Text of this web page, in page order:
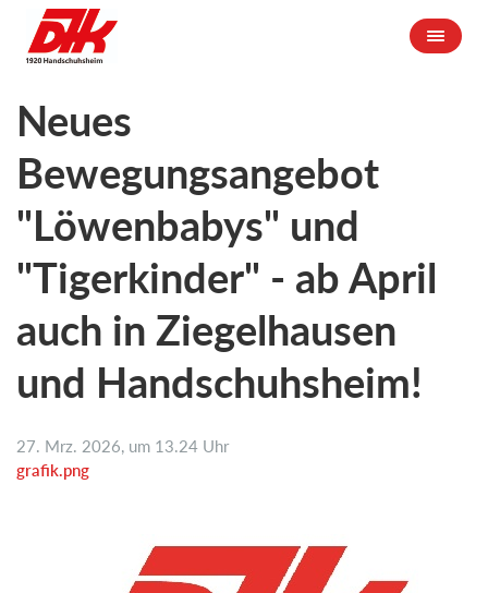
Neues
Bewegungsangebot
"Löwenbabys" und
"Tigerkinder" - ab April
auch in Ziegelhausen
und Handschuhsheim!
27. Mrz. 2026, um 13.24 Uhr
grafik.png